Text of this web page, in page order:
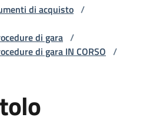
di acquisto /
di gara /
di gara IN CORSO /